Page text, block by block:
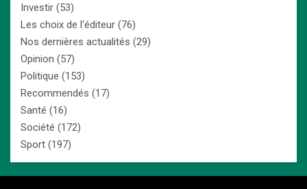
Investir (53)
Les choix de l'éditeur (76)
Nos dernières actualités (29)
Opinion (57)
Politique (153)
Recommendés (17)
Santé (16)
Société (172)
Sport (197)